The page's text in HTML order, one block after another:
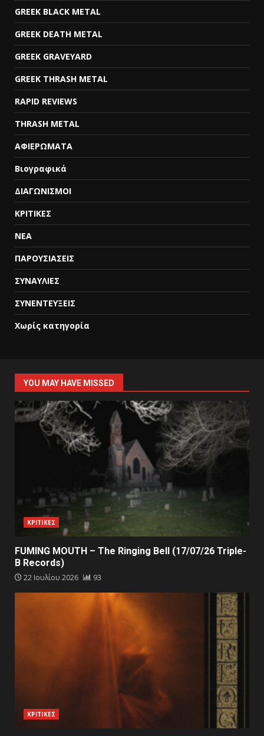
GREEK BLACK METAL
GREEK DEATH METAL
GREEK GRAVEYARD
GREEK THRASH METAL
RAPID REVIEWS
THRASH METAL
ΑΦΙΕΡΩΜΑΤΑ
Βιογραφικά
ΔΙΑΓΩΝΙΣΜΟΙ
ΚΡΙΤΙΚΕΣ
ΝΕΑ
ΠΑΡΟΥΣΙΑΣΕΙΣ
ΣΥΝΑΥΛΙΕΣ
ΣΥΝΕΝΤΕΥΞΕΙΣ
Χωρίς κατηγορία
YOU MAY HAVE MISSED
ΚΡΙΤΙΚΕΣ
FUMING MOUTH – The Ringing Bell (17/07/26 Triple-
B Records)
22 Ιουλίου 2026 93
ΚΡΙΤΙΚΕΣ